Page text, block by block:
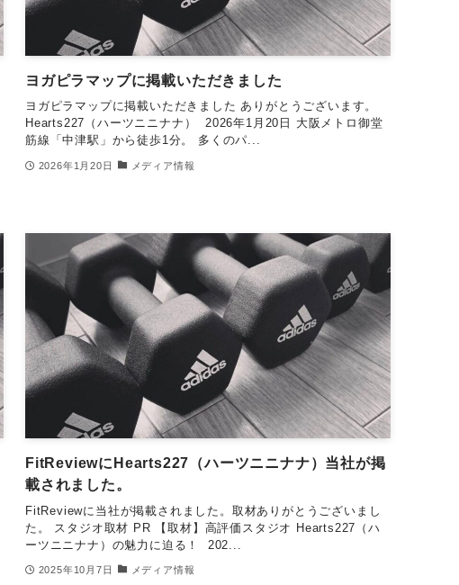
ヨガピラマップに掲載いただきました
ヨガピラマップに掲載いただきました ありがとうございます。
Hearts227（ハーツニニナナ） 2026年1月20日 大阪メトロ御堂
筋線「中津駅」から徒歩1分。 多くのパ...
2026年1月20日 メディア情報
FitReviewにHearts227（ハーツニニナナ）当社が掲
載されました。
FitReviewに当社が掲載されました。取材ありがとうございまし
た。 スタジオ取材 PR 【取材】高評価スタジオ Hearts227（ハ
ーツニニナナ）の魅力に迫る！ 202...
2025年10月7日 メディア情報